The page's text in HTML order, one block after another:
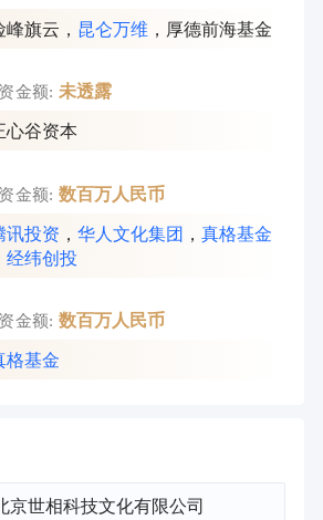
峰旗云 ， 昆仑万维 ， 厚德前海基金
金额: 未透露
心谷资本
金额: 数百万人民币
讯投资 ，华人文化集团 ，真格基金
经纬创投
金额: 数百万人民币
格基金
京世相科技文化有限公司